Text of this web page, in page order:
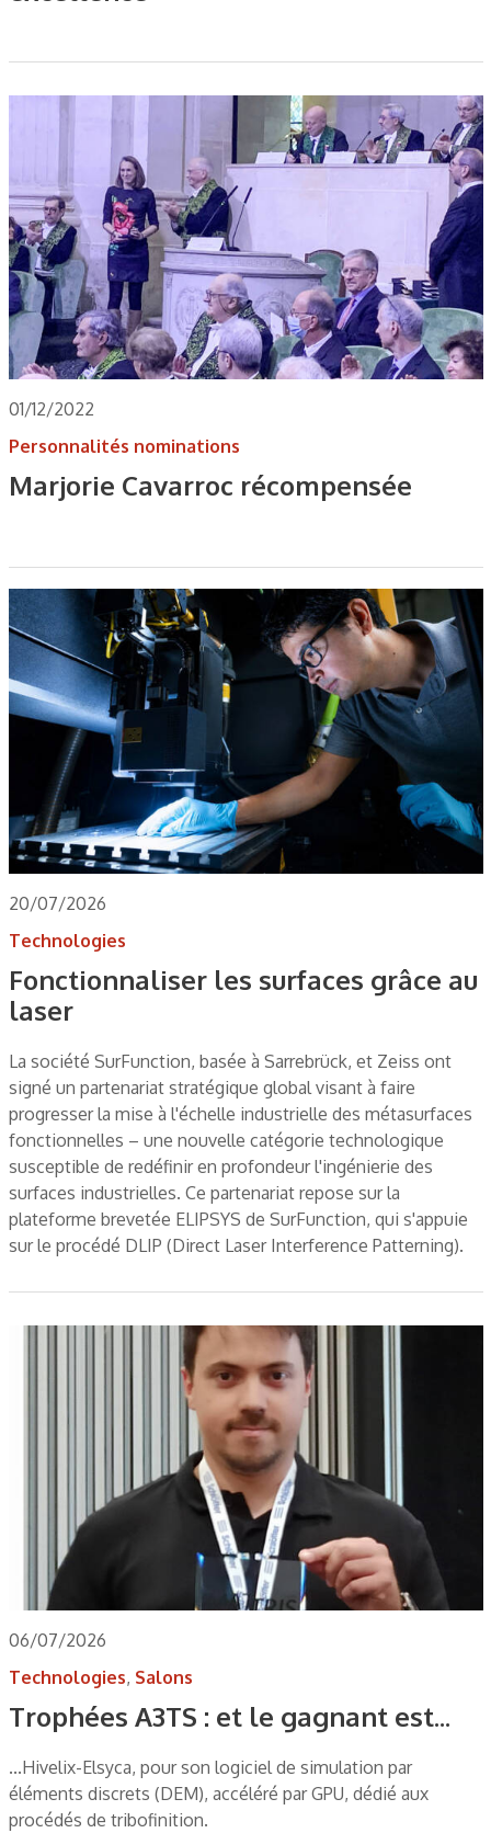
01/12/2022
Personnalités nominations
Marjorie Cavarroc récompensée
20/07/2026
Technologies
Fonctionnaliser les surfaces grâce au
laser
La société SurFunction, basée à Sarrebrück, et Zeiss ont
signé un partenariat stratégique global visant à faire
progresser la mise à l'échelle industrielle des métasurfaces
fonctionnelles – une nouvelle catégorie technologique
susceptible de redéfinir en profondeur l'ingénierie des
surfaces industrielles. Ce partenariat repose sur la
plateforme brevetée ELIPSYS de SurFunction, qui s'appuie
sur le procédé DLIP (Direct Laser Interference Patterning).
06/07/2026
Technologies, Salons
Trophées A3TS : et le gagnant est...
...Hivelix-Elsyca, pour son logiciel de simulation par
éléments discrets (DEM), accéléré par GPU, dédié aux
procédés de tribofinition.